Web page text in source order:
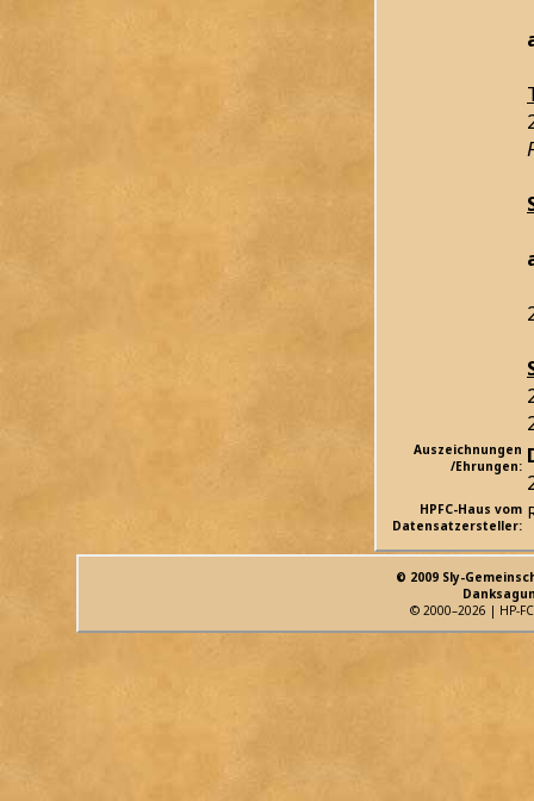
Auszeichnungen
/Ehrungen:
HPFC-Haus vom
Datensatzersteller:
© 2009 Sly-
© 2000–2026 | HP-